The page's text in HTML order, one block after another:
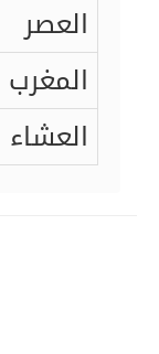
العصر
المغرب
العشاء